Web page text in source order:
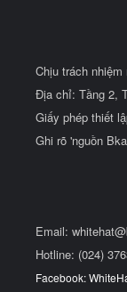
Chịu trách
Địa chỉ: Tầng 2,
Giấy phép thiết
Ghi rõ 'nguồn
Email:
Hotline: (024)
Facebook: